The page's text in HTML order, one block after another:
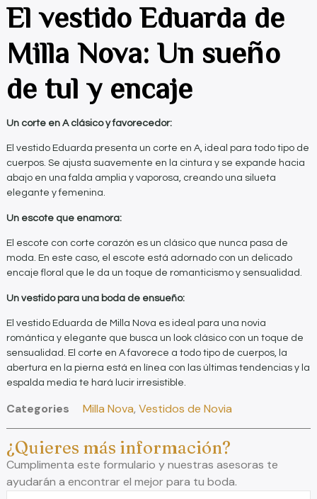
El vestido Eduarda de
Milla Nova: Un sueño
de tul y encaje
Un corte en A clásico y favorecedor:
El vestido Eduarda presenta un corte en A, ideal para todo tipo de
cuerpos. Se ajusta suavemente en la cintura y se expande hacia
abajo en una falda amplia y vaporosa, creando una silueta
elegante y femenina.
Un escote que enamora:
El escote con corte corazón es un clásico que nunca pasa de
moda. En este caso, el escote está adornado con un delicado
encaje floral que le da un toque de romanticismo y sensualidad.
Un vestido para una boda de ensueño:
El vestido Eduarda de Milla Nova es ideal para una novia
romántica y elegante que busca un look clásico con un toque de
sensualidad. El corte en A favorece a todo tipo de cuerpos, la
abertura en la pierna está en línea con las últimas tendencias y la
espalda media te hará lucir irresistible.
Categories Milla Nova, Vestidos de Novia
¿Quieres más información?
Cumplimenta este formulario y nuestras asesoras te
ayudarán a encontrar el mejor para tu boda.